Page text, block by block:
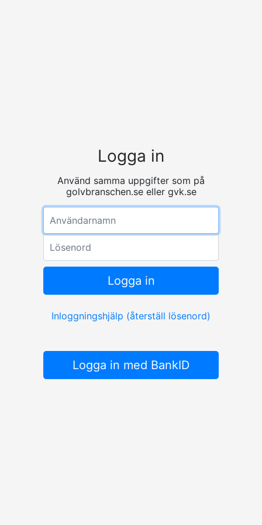
Logga in
Använd samma uppgifter som på
golvbranschen.se eller gvk.se
Logga in
Inloggningshjälp (återställ lösenord)
Logga in med BankID